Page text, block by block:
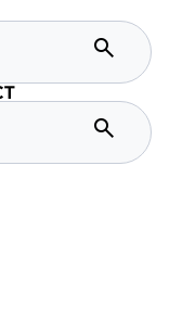
search
search